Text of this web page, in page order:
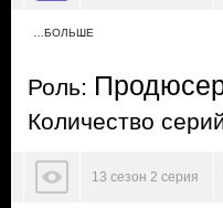
…БОЛЬШЕ
Роль:
Количество
13 сезон 2 серия